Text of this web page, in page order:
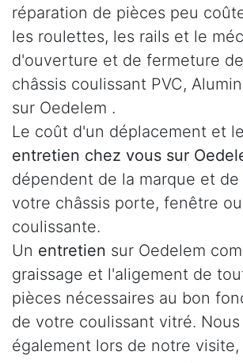
réparation de pièces peu
les roulettes, les rails et le
d'ouverture et de fermeture
châssis coulissant PVC,
sur Oedelem .
Le coût d'un déplacement et
entretien chez vous sur
dépendent de la marque et
votre châssis porte, fenêtre
coulissante.
Un entretien sur Oedelem
graissage et l'aligement de
pièces nécessaires au bon
de votre coulissant vitré.
également lors de notre